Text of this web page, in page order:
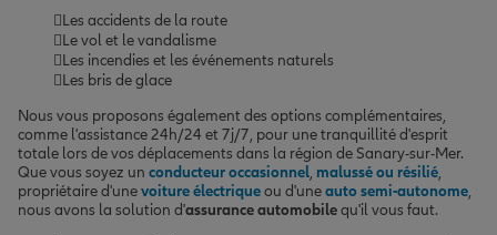
Les accidents de la route
Le vol et le vandalisme
Les incendies et les événements naturels
Les bris de glace
Nous vous proposons également des options complémentaires,
comme l'assistance 24h/24 et 7j/7, pour une tranquillité d'esprit
totale lors de vos déplacements dans la région de Sanary-sur-Mer.
Que vous soyez un conducteur occasionnel, malussé ou résilié,
propriétaire d'unevoiture électriqueou d'uneauto semi-autonome,
nous avons la solution d'assurance automobilequ'il vous faut.